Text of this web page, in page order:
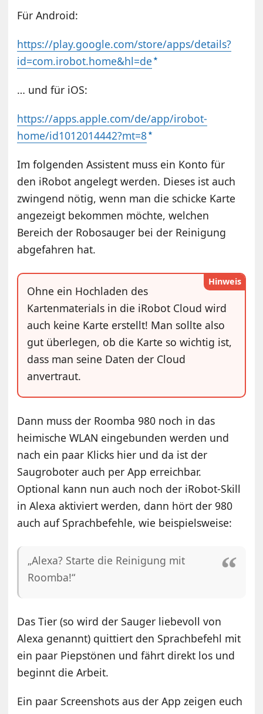
Für Android:
https://play.google.com/store/apps/details?
id=com.irobot.home&hl=de
… und für iOS:
https://apps.apple.com/de/app/irobot-
home/id1012014442?mt=8
Im folgenden Assistent muss ein Konto für
den iRobot angelegt werden. Dieses ist auch
zwingend nötig, wenn man die schicke Karte
angezeigt bekommen möchte, welchen
Bereich der Robosauger bei der Reinigung
abgefahren hat.
Hinweis
Ohne ein Hochladen des
Kartenmaterials in die iRobot Cloud wird
auch keine Karte erstellt! Man sollte also
gut überlegen, ob die Karte so wichtig ist,
dass man seine Daten der Cloud
anvertraut.
Dann muss der Roomba 980 noch in das
heimische WLAN eingebunden werden und
nach ein paar Klicks hier und da ist der
Saugroboter auch per App erreichbar.
Optional kann nun auch noch der iRobot-Skill
in Alexa aktiviert werden, dann hört der 980
auch auf Sprachbefehle, wie beispielsweise:
„Alexa? Starte die Reinigung mit
Roomba!“
Das Tier (so wird der Sauger liebevoll von
Alexa genannt) quittiert den Sprachbefehl mit
ein paar Piepstönen und fährt direkt los und
beginnt die Arbeit.
Ein paar Screenshots aus der App zeigen euch